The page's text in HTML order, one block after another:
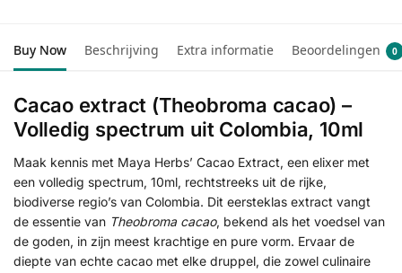
Buy Now Beschrijving Extra informatie Beoordelingen 0
Cacao extract (Theobroma cacao) –
Volledig spectrum uit Colombia, 10ml
Maak kennis met Maya Herbs’ Cacao Extract, een elixer met
een volledig spectrum, 10ml, rechtstreeks uit de rijke,
biodiverse regio’s van Colombia. Dit eersteklas extract vangt
de essentie van Theobroma cacao, bekend als het voedsel van
de goden, in zijn meest krachtige en pure vorm. Ervaar de
diepte van echte cacao met elke druppel, die zowel culinaire